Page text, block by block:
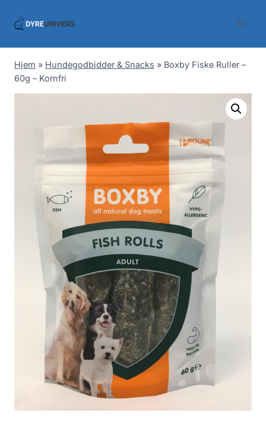
Hjem » Hundegodbidder & Snacks » Boxby Fiske Ruller –
60g – Kornfri